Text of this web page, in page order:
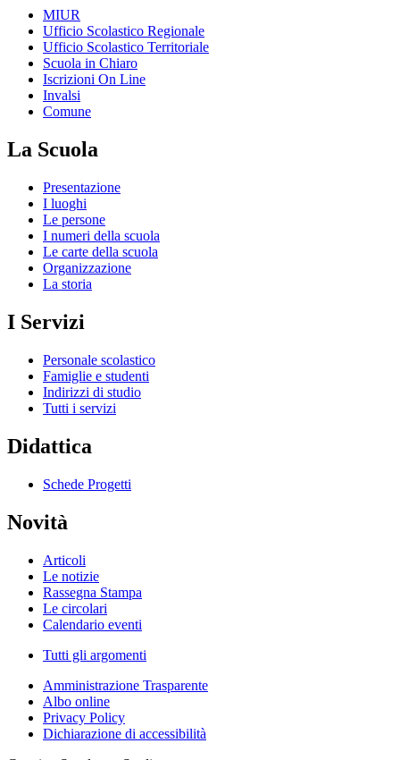
MIUR
Ufficio Scolastico Regionale
Ufficio Scolastico Territoriale
Scuola in Chiaro
Iscrizioni On Line
Invalsi
Comune
La Scuola
Presentazione
I luoghi
Le persone
I numeri della scuola
Le carte della scuola
Organizzazione
La storia
I Servizi
Personale scolastico
Famiglie e studenti
Indirizzi di studio
Tutti i servizi
Didattica
Schede Progetti
Novità
Articoli
Le notizie
Rassegna Stampa
Le circolari
Calendario eventi
Tutti gli argomenti
Amministrazione Trasparente
Albo online
Privacy Policy
Dichiarazione di accessibilità